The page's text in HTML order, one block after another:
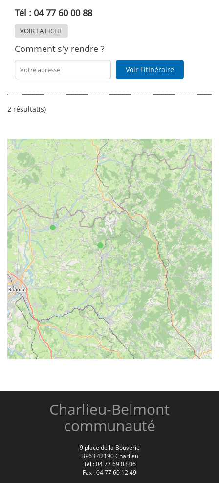
Tél : 04 77 60 00 88
VOIR LA FICHE
Comment s'y rendre ?
Voir l'itinéraire
2 résultat(s)
Charlieu-Belmont
communauté
9 place de la Bouverie
BP63 42190 Charlieu
Tél : 04 77 69 03 06
Fax : 04 77 60 12 49